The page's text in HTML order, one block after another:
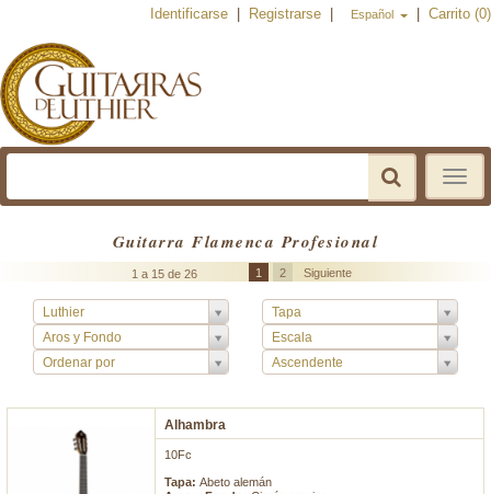
Identificarse Registrarse Español Carrito (0)
Toggle
Guitarra Flamenca Profesional
1 a 15 de 26 1 2 Siguiente
Luthier
Tapa
Aros y Fondo
Escala
Ascendente
Ordenar por
Alhambra
10Fc
Tapa: Abeto alemán